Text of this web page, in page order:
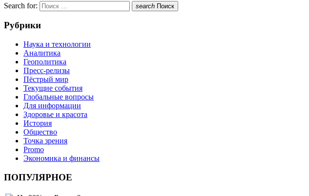
Search for: search Поиск
Рубрики
Наука и технологии
Аналитика
Геополитика
Пресс-релизы
Пёстрый мир
Текущие события
Глобальные вопросы
Для информации
Здоровье и красота
История
Общество
Точка зрения
Promo
Экономика и финансы
ПОПУЛЯРНОЕ